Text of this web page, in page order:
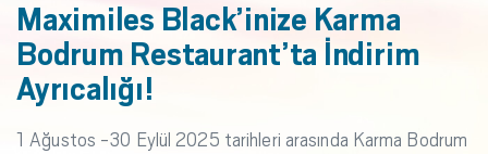
Maximiles Black’inize Karma
Bodrum Restaurant’ta İndirim
Ayrıcalığı!
1 Ağustos -30 Eylül 2025 tarihleri arasında Karma Bodrum